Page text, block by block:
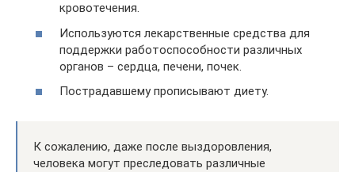
кровотечения.
Используются лекарственные средства для
поддержки работоспособности различных
органов – сердца, печени, почек.
Пострадавшему прописывают диету.
К сожалению, даже после выздоровления,
человека могут преследовать различные